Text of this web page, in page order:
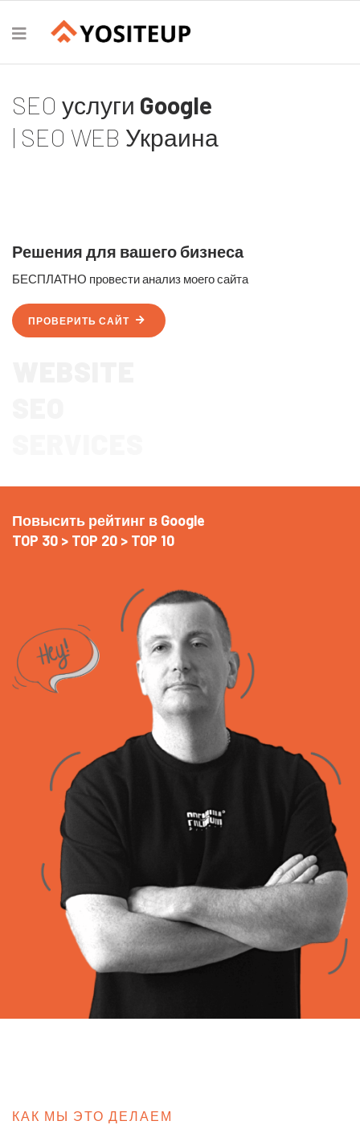
SEO услуги Google
| SEO WEB Украина
Решения для вашего бизнеса
БЕСПЛАТНО провести анализ моего сайта
ПРОВЕРИТЬ САЙТ
Повысить рейтинг в Google
TOP 30 > TOP 20 > TOP 10
КАК МЫ ЭТО ДЕЛАЕМ